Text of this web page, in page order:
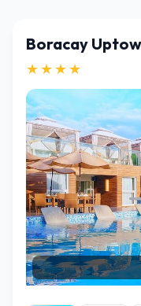
Boracay
★★★★